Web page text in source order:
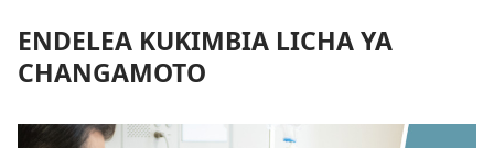
ENDELEA KUKIMBIA LICHA YA
CHANGAMOTO